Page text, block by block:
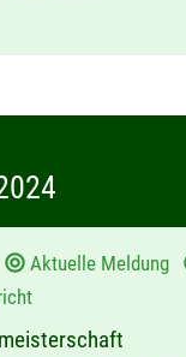
Aktuelle Meldung